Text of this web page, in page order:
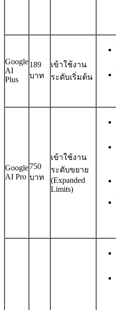
Google
AI
Plus
189
บาท
เข้าใช้งาน
ระดับเริ่มต้น
Google
AI Pro
750
บาท
เข้าใช้งาน
ระดับขยาย
(Expanded
Limits)